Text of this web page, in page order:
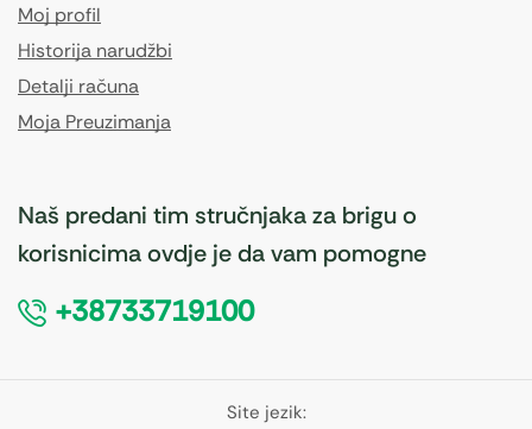
Moj profil
Historija narudžbi
Detalji računa
Moja Preuzimanja
Naš predani tim stručnjaka za brigu o
korisnicima ovdje je da vam pomogne
+38733719100
Site jezik: